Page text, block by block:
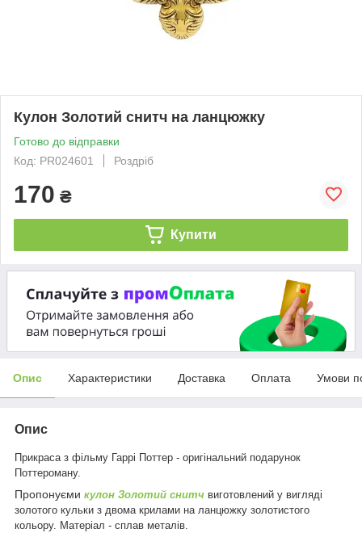
Кулон Золотий снитч на ланцюжку
Готово до відправки
Код: PR024601
Роздріб
170 ₴
Купити
Опис Характеристики Доставка Оплата Умови
Опис
Прикраса з фільму Гаррі Поттер - оригінальний подарунок
Поттероману.
Пропонуєми кулон Золотий снитч виготовлений у вигляді
золотого кульки з двома крилами на ланцюжку золотистого
кольору. Матеріал - сплав металів.